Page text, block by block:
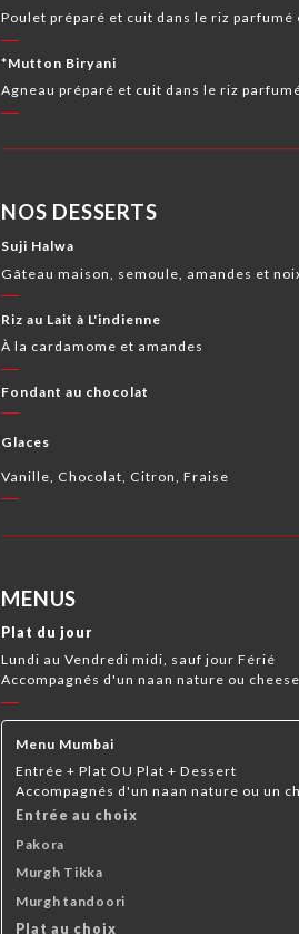
Poulet préparé et cuit dans le riz parfumé
*Mutton Biryani
Agneau préparé et cuit dans le riz
NOS DESSERTS
Suji Halwa
Gâteau maison, semoule, amandes et
Riz au Lait à L'indienne
À la cardamome et amandes
Fondant au chocolat
Glaces
Vanille, Chocolat, Citron, Fraise
MENUS
Plat du jour
Lundi au Vendredi midi, sauf jour Férié
Accompagnés d'un naan nature ou
Menu Mumbai
Entrée + Plat OU Plat + Dessert
Accompagnés d'un naan nature ou un
Entrée au choix
Pakora
Murgh Tikka
Murgh tandoori
Plat au choix